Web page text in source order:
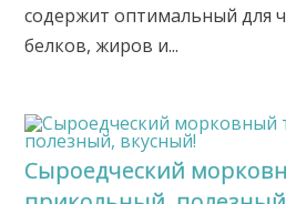
содержит оптимальный для
белков, жиров и...
Сыроедческий